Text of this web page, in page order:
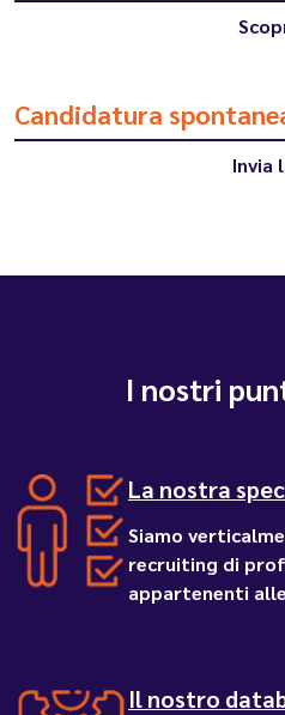
Candidatura
Invia
I nostri
La nostra
Siamo
recruiting di
appartenenti
Il nostro